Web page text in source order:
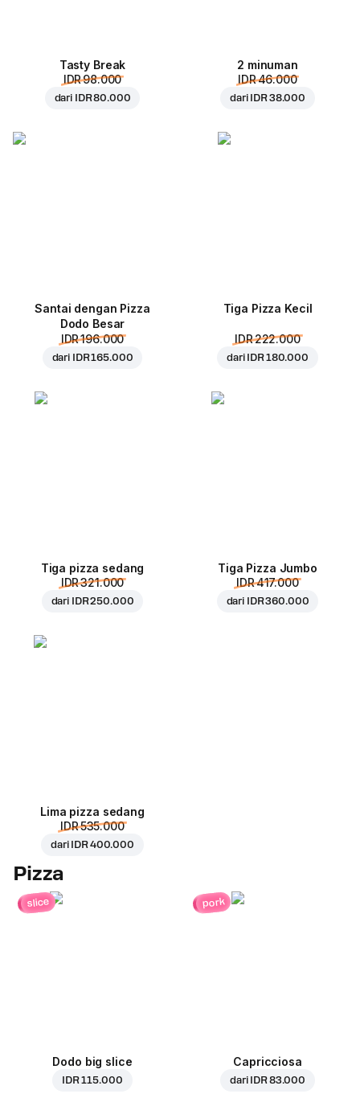
Tasty Break
IDR 98.000
dari IDR 80.000
2 minuman
IDR 46.000
dari IDR 38.000
Santai dengan Pizza
Dodo Besar
IDR 196.000
dari IDR 165.000
Tiga Pizza Kecil
IDR 222.000
dari IDR 180.000
Tiga pizza sedang
IDR 321.000
dari IDR 250.000
Tiga Pizza Jumbo
IDR 417.000
dari IDR 360.000
Lima pizza sedang
IDR 535.000
dari IDR 400.000
Pizza
slice
Dodo big slice
IDR 115.000
pork
Capricciosa
dari IDR 83.000